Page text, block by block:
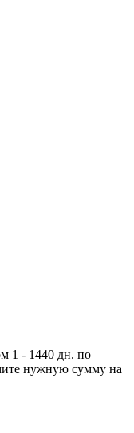
1 - 1440 дн. по
нужную сумму на